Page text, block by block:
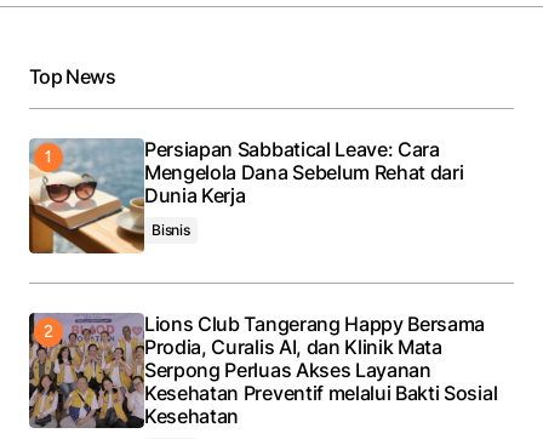
Top News
Persiapan Sabbatical Leave: Cara
Mengelola Dana Sebelum Rehat dari
Dunia Kerja
Bisnis
Lions Club Tangerang Happy Bersama
Prodia, Curalis AI, dan Klinik Mata
Serpong Perluas Akses Layanan
Kesehatan Preventif melalui Bakti Sosial
Kesehatan